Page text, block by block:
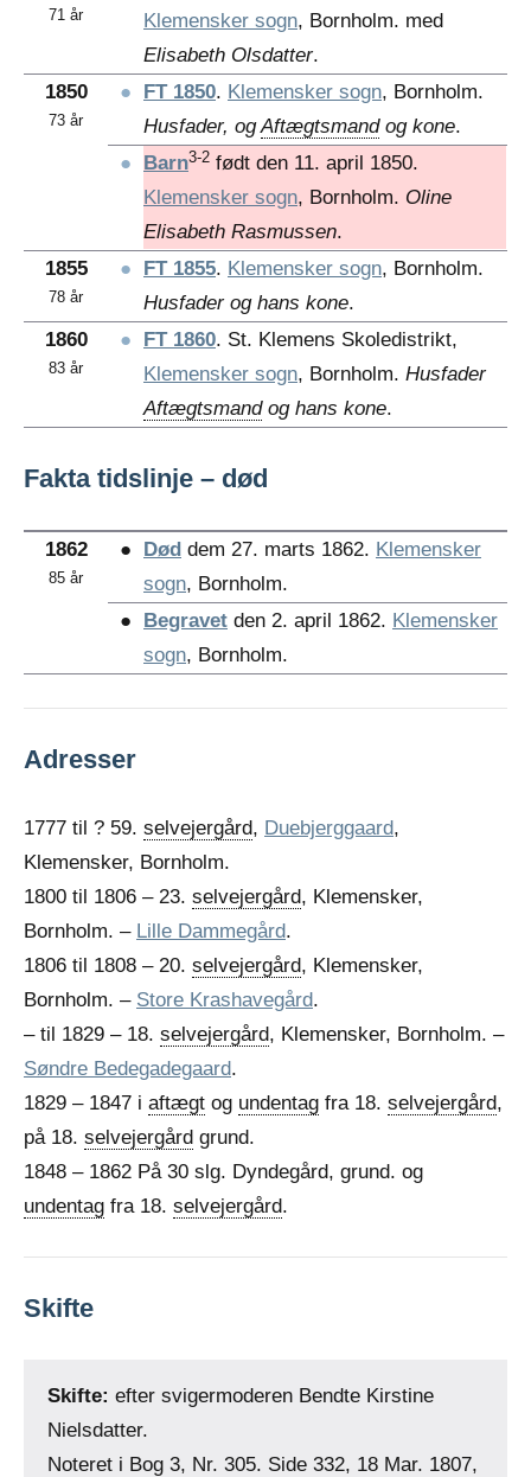
71 år Klemensker sogn, Bornholm. med
Elisabeth Olsdatter.
1850
73 år
● FT 1850. Klemensker sogn, Bornholm.
Husfader, ogAftægtsmandog kone.
●
Barn3-2 født den 11. april 1850.
Klemensker sogn, Bornholm. Oline
Elisabeth Rasmussen.
1855
78 år
● FT 1855. Klemensker sogn, Bornholm.
Husfader og hans kone.
1860
83 år
● FT 1860. St. Klemens Skoledistrikt,
Klemensker sogn, Bornholm. Husfader
Aftægtsmandog hans kone.
Fakta tidslinje – død
1862
85 år
● Død dem 27. marts 1862. Klemensker
sogn, Bornholm.
●
Begravet den 2. april 1862. Klemensker
sogn, Bornholm.
Adresser
1777 til ? 59. selvejergård, Duebjerggaard,
Klemensker, Bornholm.
1800 til 1806 – 23. selvejergård, Klemensker,
Bornholm. – Lille Dammegård.
1806 til 1808 – 20. selvejergård, Klemensker,
Bornholm. – Store Krashavegård.
– til 1829 – 18. selvejergård, Klemensker, Bornholm. –
Søndre Bedegadegaard.
1829 – 1847 i aftægt og undentag fra 18. selvejergård,
på 18. selvejergård grund.
1848 – 1862 På 30 slg. Dyndegård, grund. og
undentag fra 18. selvejergård.
Skifte
Skifte: efter svigermoderen Bendte Kirstine
Nielsdatter.
Noteret i Bog 3, Nr. 305. Side 332, 18 Mar. 1807,